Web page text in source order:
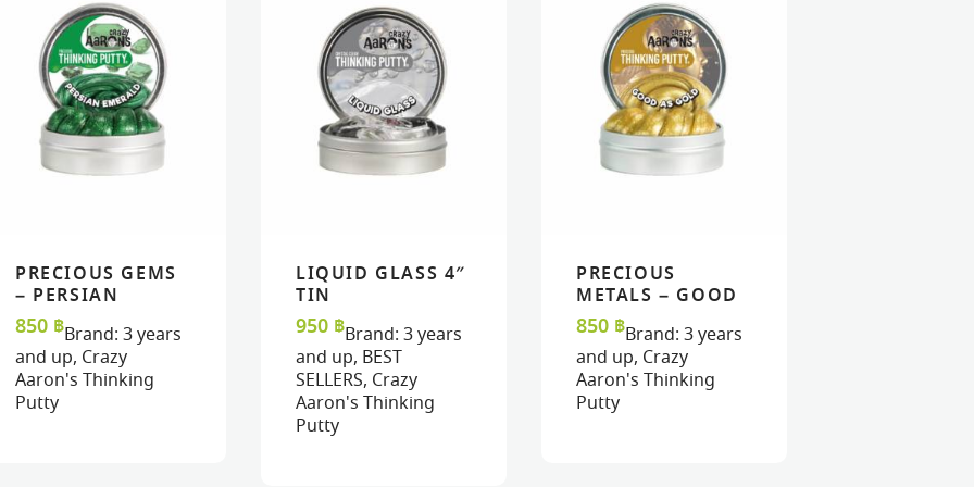
VIEW
VIEW
READ MORE
READ MORE
PRECIOUS GEMS
– PERSIAN
EMERALD 3″ TIN
850 ฿Brand: 3 years
and up, Crazy
Aaron's Thinking
Putty
VIEW
VIEW
READ MORE
READ MORE
LIQUID GLASS 4″
TIN
950 ฿Brand: 3 years
and up, BEST
SELLERS, Crazy
Aaron's Thinking
Putty
VIEW
VIEW
READ MORE
READ MORE
PRECIOUS
METALS – GOOD
AS GOLD 3″ TIN
850 ฿Brand: 3 years
and up, Crazy
Aaron's Thinking
Putty